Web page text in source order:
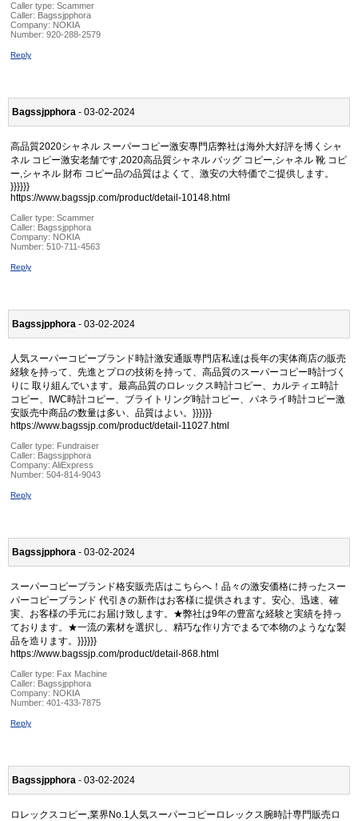
Caller type: Scammer
Caller: Bagssjpphora
Company: NOKIA
Number: 920-288-2579
Reply
Bagssjpphora - 03-02-2024
高品質2020シャネル スーパーコピー激安專門店弊社は海外大好評を博くシャ
ネル コピー激安老舗です,2020高品質シャネル バッグ コピー,シャネル 靴 コピ
ー,シャネル 財布 コピー品の品質はよくて、激安の大特価でご提供します。
}}}}}}
https://www.bagssjp.com/product/detail-10148.html
Caller type: Scammer
Caller: Bagssjpphora
Company: NOKIA
Number: 510-711-4563
Reply
Bagssjpphora - 03-02-2024
人気スーパーコピーブランド時計激安通販専門店私達は長年の実体商店の販売
経験を持って、先進とプロの技術を持って、高品質のスーパーコピー時計づく
りに 取り組んでいます。最高品質のロレックス時計コピー、カルティエ時計
コピー、IWC時計コピー、ブライトリング時計コピー、パネライ時計コピー激
安販売中商品の数量は多い、品質はよい。}}}}}}
https://www.bagssjp.com/product/detail-11027.html
Caller type: Fundraiser
Caller: Bagssjpphora
Company: AliExpress
Number: 504-814-9043
Reply
Bagssjpphora - 03-02-2024
スーパーコピーブランド格安販売店はこちらへ！品々の激安価格に持ったスー
パーコピーブランド 代引きの新作はお客様に提供されます。安心、迅速、確
実、お客様の手元にお届け致します。★弊社は9年の豊富な経験と実績を持っ
ております。★一流の素材を選択し、精巧な作り方でまるで本物のようなな製
品を造ります。}}}}}}
https://www.bagssjp.com/product/detail-868.html
Caller type: Fax Machine
Caller: Bagssjpphora
Company: NOKIA
Number: 401-433-7875
Reply
Bagssjpphora - 03-02-2024
ロレックスコピー,業界No.1人気スーパーコピーロレックス腕時計専門販売ロ